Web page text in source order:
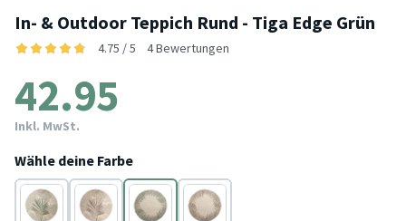
In- & Outdoor Teppich Rund - Tiga Edge Grün
4.75 / 5 4 Bewertungen
42.95
Inkl. MwSt.
Wähle deine Farbe